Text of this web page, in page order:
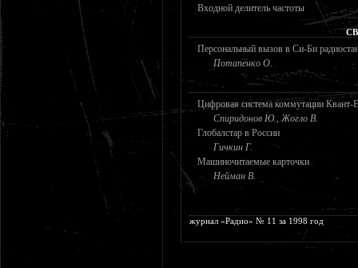
Входной делитель частоты
Персональный вызов в Си-Би
Потапенко О.
Цифровая система коммутации Квант-Е
Спиридонов Ю., Жогло В.
Глобалстар в России
Гичкин Г.
Машиночитаемые карточки
Нейман В.
журнал «Радио» № 11 за 1998 год